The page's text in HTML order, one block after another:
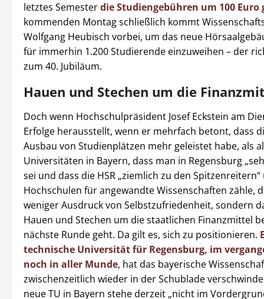
letztes Semesterdie Studiengebühren um 100 Euro
kommenden Montag schließlich kommt
Wolfgang Heubisch vorbei, um das neue
für immerhin 1.200 Studierende einzuweihen – der
zum 40. Jubiläum.
Hauen und Stechen um die
Doch wenn Hochschulpräsident Josef Eckstein am
Erfolge herausstellt, wenn er mehrfach betont, dass
Ausbau von Studienplätzen mehr geleistet habe, als
Universitäten in Bayern, dass man in Regensburg
sei und dass die HSR „ziemlich zu den
Hochschulen für angewandte Wissenschaften zähle,
weniger Ausdruck von Selbstzufriedenheit, sondern
Hauen und Stechen um die staatlichen Finanzmittel
nächste Runde geht. Da gilt es, sich zu positionieren.
technische Universität für Regensburg, im
noch in aller Munde, hat das bayerische
zwischenzeitlich wieder in der Schublade
neue TU in Bayern stehe derzeit „nicht im